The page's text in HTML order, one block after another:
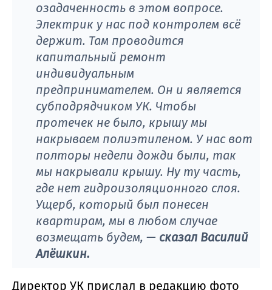
озадаченность в этом вопросе.
Электрик у нас под контролем всё
держит. Там проводится
капитальный ремонт
индивидуальным
предпринимателем. Он и является
субподрядчиком УК. Чтобы
протечек не было, крышу мы
накрываем полиэтиленом. У нас вот
полторы недели дожди были, так
мы накрывали крышу. Ну ту часть,
где нет гидроизоляционного слоя.
Ущерб, который был понесен
квартирам, мы в любом случае
возмещать будем, — сказал Василий
Алёшкин.
Директор УК прислал в редакцию фото